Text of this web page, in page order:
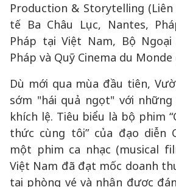
Production & Storytelling
tế Ba Châu Lục, Nantes,
Pháp tại Việt Nam, Bộ Ngoại
Pháp và Quỹ Cinema du Monde
Dù mới qua mùa đầu tiên,
sớm "hái quả ngọt" với
khích lệ. Tiêu biểu là bộ phim
thức cùng tôi” của đạo diễn
một phim ca nhạc (musical
Việt Nam đã đạt mốc doanh
tại phòng vé và nhận được